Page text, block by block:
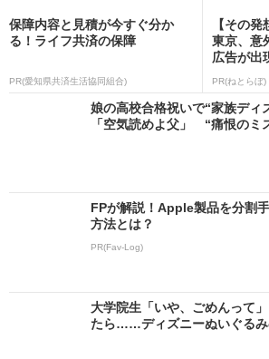
保障内容と見積が今すぐ分か
る！ライフ共済の保障
PR(愛知県共済生活協同組合)
【その
東京、意
広告が出
PR(ねとらぼ)
娘の高校合格祝いで“家族デ
「空気読めよ父」 “痛恨のミ
FPが解説！Apple製品を分割
方法とは？
PR(Fav-Log)
大学院生「いや、ごめんって
たら……ディズニーぬいぐるみ